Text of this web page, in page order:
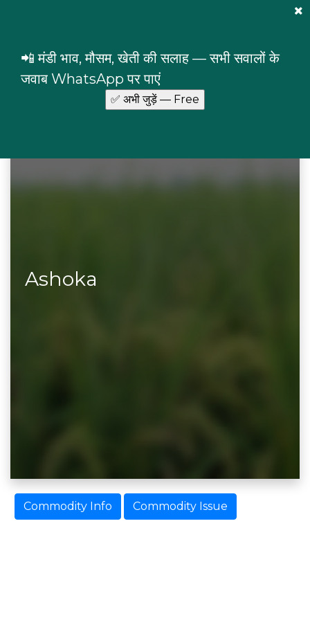
📲 मंडी भाव, मौसम, खेती की सलाह — सभी सवालों के
जवाब WhatsApp पर पाएं
Login
Home Commodities Ashoka
Ashoka
Commodity Info Commodity Issue